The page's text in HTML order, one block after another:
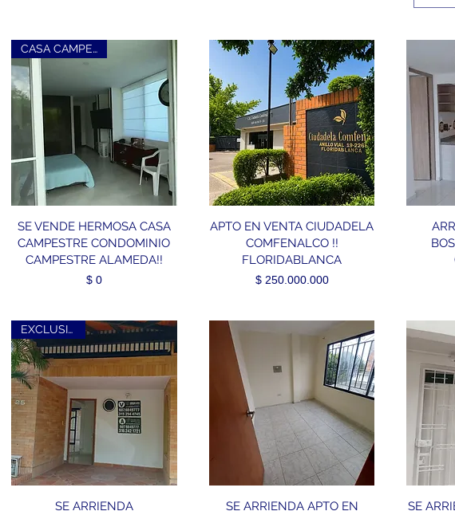
CASA CAMPESTRE
SE VENDE HERMOSA CASA
CAMPESTRE CONDOMINIO
CAMPESTRE ALAMEDA!!
Precio
$ 0
APTO EN VENTA CIUDADELA
COMFENALCO !!
FLORIDABLANCA
Precio
$ 250.000.000
EXCLUSIVO!!!
SE ARRIENDA
SE ARRIENDA APTO EN
SE